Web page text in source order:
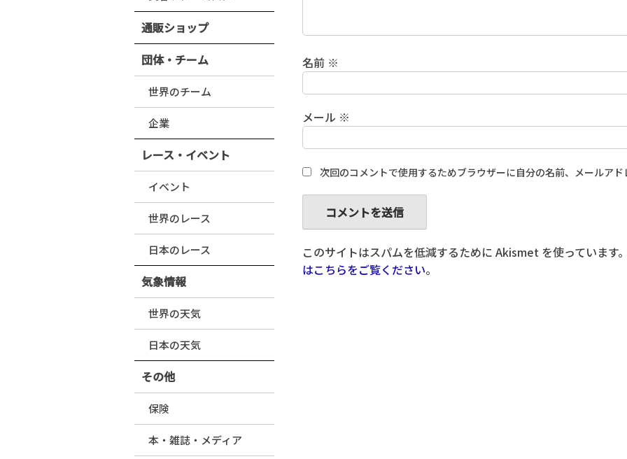
名前 ※
メール ※
次回のコメントで使用するためブラウザーに自分の名前、メールアド
このサイトはスパムを低減するために Akismet を使っています。
はこちらをご覧ください。
通販ショップ
団体・チーム
世界のチーム
企業
レース・イベント
イベント
世界のレース
日本のレース
気象情報
世界の天気
日本の天気
その他
保険
本・雑誌・メディア